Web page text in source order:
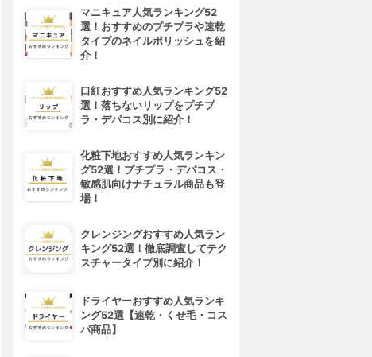
マニキュア人気ランキング52
選！おすすめのプチプラや速乾
タイプのネイルポリッシュを紹
介！
口紅おすすめ人気ランキング52
選！落ちないリップをプチプ
ラ・デパコス別に紹介！
化粧下地おすすめ人気ランキン
グ52選！プチプラ・デパコス・
敏感肌向けナチュラル商品も登
場！
クレンジングおすすめ人気ラン
キング52選！徹底調査してテク
スチャータイプ別に紹介！
ドライヤーおすすめ人気ランキ
ング52選【速乾・くせ毛・コス
パ商品】